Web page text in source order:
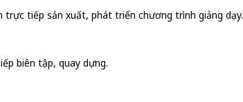
tiếp sản xuất, phát triển chương trình giảng dạy.
biên tập, quay dựng.